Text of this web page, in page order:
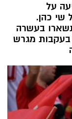
על
שי כהן.
נשארו בעשרה
מגרש